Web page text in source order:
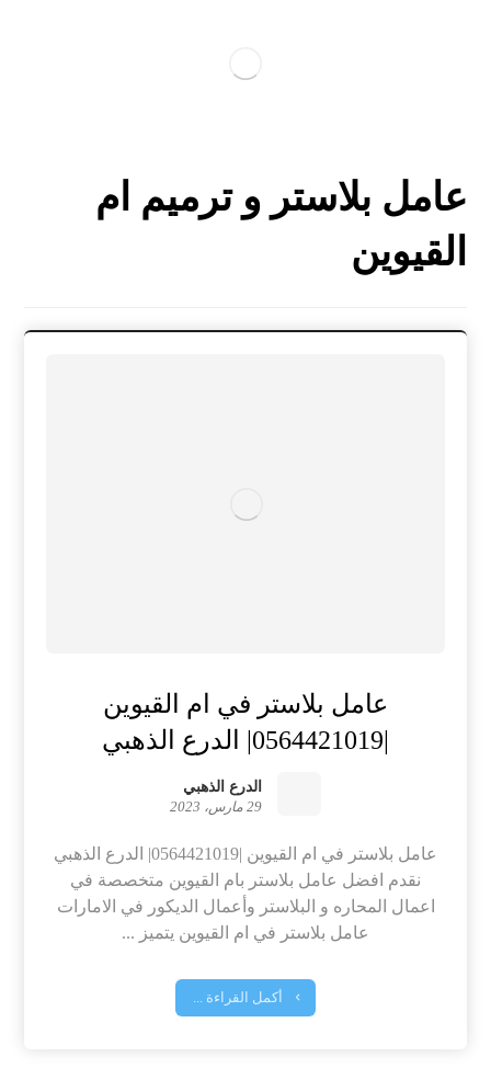
عامل بلاستر و ترميم ام
القيوين
عامل بلاستر في ام القيوين
|0564421019| الدرع الذهبي
الدرع الذهبي
29 مارس، 2023
عامل بلاستر في ام القيوين |0564421019| الدرع الذهبي
نقدم افضل عامل بلاستر بام القيوين متخصصة في
اعمال المحاره و البلاستر وأعمال الديكور في الامارات
عامل بلاستر في ام القيوين يتميز ...
أكمل القراءة ...